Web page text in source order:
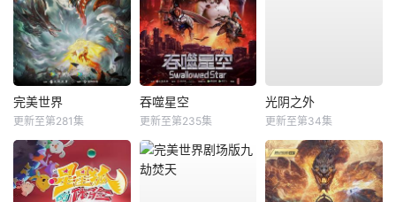
完美世界
更新至第281集
吞噬星空
更新至第235集
光阴之外
更新至第34集